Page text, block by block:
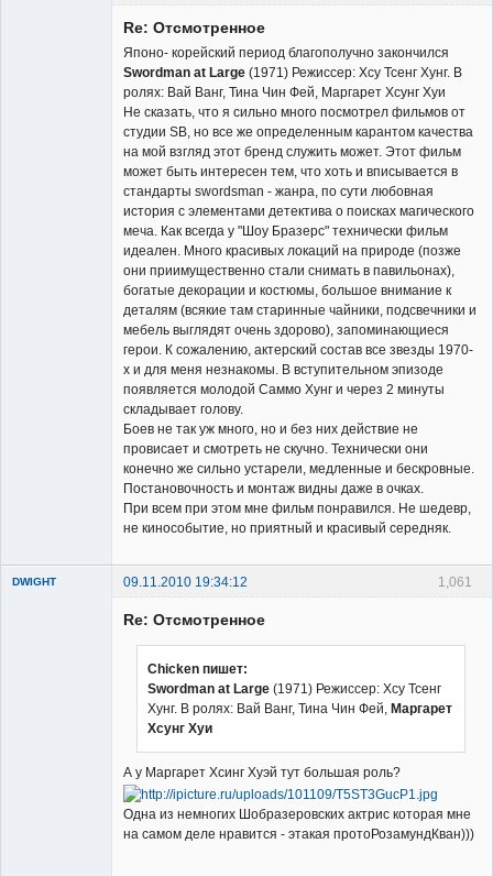
Re: Отсмотренное
Японо- корейский период благополучно закончился
Swordman at Large (1971) Режиссер: Хсу Тсенг Хунг. В
ролях: Вай Ванг, Тина Чин Фей, Маргарет Хсунг Хуи
Не сказать, что я сильно много посмотрел фильмов от
студии SB, но все же определенным карантом качества
на мой взгляд этот бренд служить может. Этот фильм
может быть интересен тем, что хоть и вписывается в
стандарты swordsman - жанра, по сути любовная
история с элементами детектива о поисках магического
меча. Как всегда у "Шоу Бразерс" технически фильм
идеален. Много красивых локаций на природе (позже
они приимущественно стали снимать в павильонах),
богатые декорации и костюмы, большое внимание к
деталям (всякие там старинные чайники, подсвечники и
мебель выглядят очень здорово), запоминающиеся
герои. К сожалению, актерский состав все звезды 1970-
х и для меня незнакомы. В вступительном эпизоде
появляется молодой Саммо Хунг и через 2 минуты
складывает голову.
Боев не так уж много, но и без них действие не
провисает и смотреть не скучно. Технически они
конечно же сильно устарели, медленные и бескровные.
Постановочность и монтаж видны даже в очках.
При всем при этом мне фильм понравился. Не шедевр,
не кинособытие, но приятный и красивый середняк.
1,061
DWIGHT 09.11.2010 19:34:12
Re: Отсмотренное
Chicken пишет:
Swordman at Large (1971) Режиссер: Хсу Тсенг
Хунг. В ролях: Вай Ванг, Тина Чин Фей, Маргарет
Хсунг Хуи
А у Маргарет Хсинг Хуэй тут большая роль?
Одна из немногих Шобразеровских актрис которая мне
на самом деле нравится - этакая протоРозамундКван)))